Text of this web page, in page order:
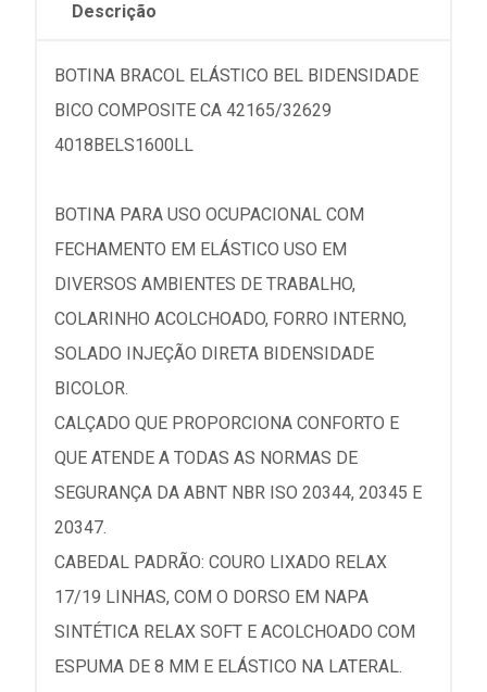
Descrição
BOTINA BRACOL ELÁSTICO BEL BIDENSIDADE
BICO COMPOSITE CA 42165/32629
4018BELS1600LL
BOTINA PARA USO OCUPACIONAL COM
FECHAMENTO EM ELÁSTICO USO EM
DIVERSOS AMBIENTES DE TRABALHO,
COLARINHO ACOLCHOADO, FORRO INTERNO,
SOLADO INJEÇÃO DIRETA BIDENSIDADE
BICOLOR.
CALÇADO QUE PROPORCIONA CONFORTO E
QUE ATENDE A TODAS AS NORMAS DE
SEGURANÇA DA ABNT NBR ISO 20344, 20345 E
20347.
CABEDAL PADRÃO: COURO LIXADO RELAX
17/19 LINHAS, COM O DORSO EM NAPA
SINTÉTICA RELAX SOFT E ACOLCHOADO COM
ESPUMA DE 8 MM E ELÁSTICO NA LATERAL.